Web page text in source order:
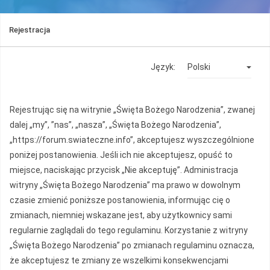
Rejestracja
Język:
Rejestrując się na witrynie „Święta Bożego Narodzenia”, zwanej
dalej „my”, ”nas”, „nasza”, „Święta Bożego Narodzenia”,
„https://forum.swiateczne.info”, akceptujesz wyszczególnione
poniżej postanowienia. Jeśli ich nie akceptujesz, opuść to
miejsce, naciskając przycisk „Nie akceptuję”. Administracja
witryny „Święta Bożego Narodzenia” ma prawo w dowolnym
czasie zmienić poniższe postanowienia, informując cię o
zmianach, niemniej wskazane jest, aby użytkownicy sami
regularnie zaglądali do tego regulaminu. Korzystanie z witryny
„Święta Bożego Narodzenia” po zmianach regulaminu oznacza,
że akceptujesz te zmiany ze wszelkimi konsekwencjami